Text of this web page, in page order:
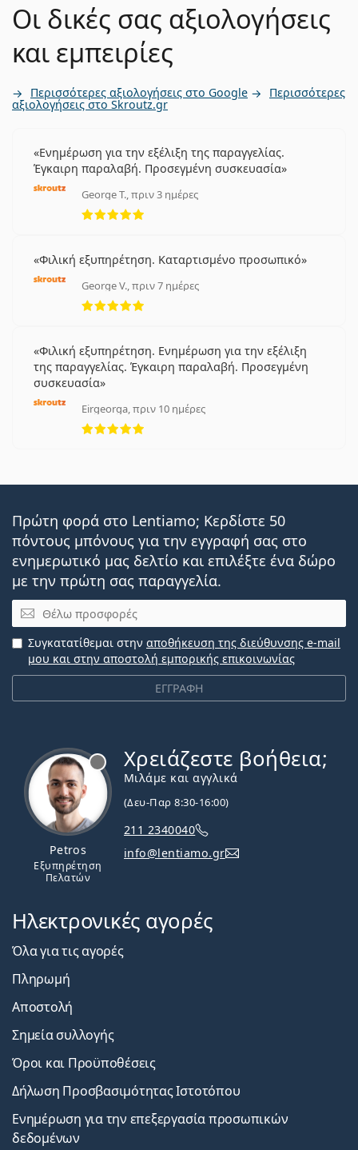
Οι δικές σας αξιολογήσεις
και εμπειρίες
Περισσότερες αξιολογήσεις στο Google Περισσότερες
αξιολογήσεις στο Skroutz.gr
Ενημέρωση για την εξέλιξη της παραγγελίας.
Έγκαιρη παραλαβή. Προσεγμένη συσκευασία
George T., πριν 3 ημέρες
5 αξιολογήσεις από 5
Φιλική εξυπηρέτηση. Καταρτισμένο προσωπικό
George V., πριν 7 ημέρες
5 αξιολογήσεις από 5
Φιλική εξυπηρέτηση. Ενημέρωση για την εξέλιξη
της παραγγελίας. Έγκαιρη παραλαβή. Προσεγμένη
συσκευασία
Eirgeorga, πριν 10 ημέρες
5 αξιολογήσεις από 5
Πρώτη φορά στο Lentiamo; Κερδίστε 50
πόντους μπόνους για την εγγραφή σας στο
ενημερωτικό μας δελτίο και επιλέξτε ένα δώρο
με την πρώτη σας παραγγελία.
Email
ΕΓΓΡΑΦΗ
Συγκατατίθεμαι στην αποθήκευση της διεύθυνσης e-mail
μου και στην αποστολή εμπορικής επικοινωνίας
Petros
Εξυπηρέτηση
Πελατών
Χρειάζεστε βοήθεια;
Μιλάμε και αγγλικά
(Δευ-Παρ 8:30-16:00)
211 2340040
info@lentiamo.gr
Ηλεκτρονικές αγορές
Όλα για τις αγορές
Πληρωμή
Αποστολή
Σημεία συλλογής
Όροι και Προϋποθέσεις
Δήλωση Προσβασιμότητας Ιστοτόπου
Ενημέρωση για την επεξεργασία προσωπικών
δεδομένων